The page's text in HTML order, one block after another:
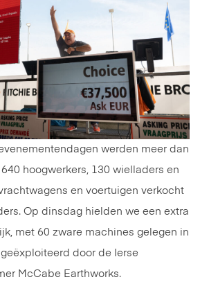
werden meer dan
hoogwerkers, 130 wielladers en
en voertuigen verkocht
Op dinsdag hielden we een extra
met 60 zware machines gelegen in
door de Ierse
McCabe Earthworks.